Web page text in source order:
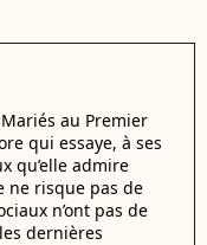
au Premier
qui essaye, à ses
qu’elle admire
ne risque pas de
n’ont pas de
dernières